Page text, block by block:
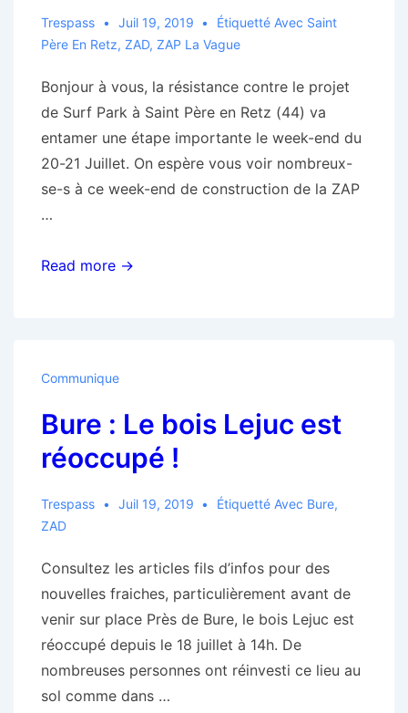
Trespass Juil 19, 2019 Étiquetté Avec Saint
Père En Retz, ZAD, ZAP La Vague
Bonjour à vous, la résistance contre le projet
de Surf Park à Saint Père en Retz (44) va
entamer une étape importante le week-end du
20-21 Juillet. On espère vous voir nombreux-
se-s à ce week-end de construction de la ZAP
…
ZAP
park
Read more →
Communique
Bure : Le bois Lejuc est
réoccupé !
Trespass Juil 19, 2019 Étiquetté Avec Bure,
ZAD
Consultez les articles fils d’infos pour des
nouvelles fraiches, particulièrement avant de
venir sur place Près de Bure, le bois Lejuc est
réoccupé depuis le 18 juillet à 14h. De
nombreuses personnes ont réinvesti ce lieu au
sol comme dans …